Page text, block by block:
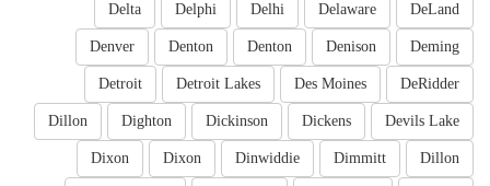
DeLand
Delaware
Delhi
Delphi
Delta
Deming
Denison
Denton
Denton
Denver
DeRidder
Des Moines
Detroit Lakes
Detroit
Devils Lake
Dickens
Dickinson
Dighton
Dillon
Dillon
Dimmitt
Dinwiddie
Dixon
Dixon